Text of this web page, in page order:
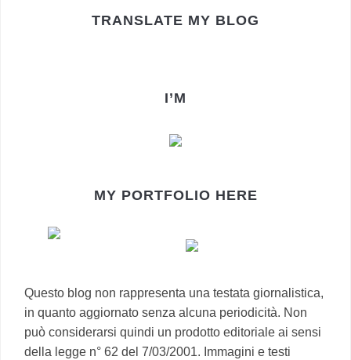
TRANSLATE MY BLOG
I’M
MY PORTFOLIO HERE
Questo blog non rappresenta una testata giornalistica,
in quanto aggiornato senza alcuna periodicità. Non
può considerarsi quindi un prodotto editoriale ai sensi
della legge n° 62 del 7/03/2001. Immagini e testi